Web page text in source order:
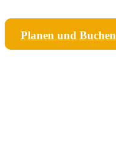
Planen und Buchen